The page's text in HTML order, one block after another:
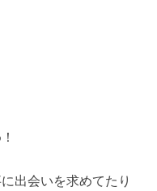
出会いを求めてたり